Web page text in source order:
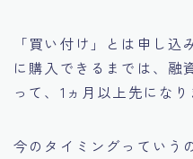
「買い付け」とは申し
に購入できるまでは、融
って、1ヵ月以上先になり
今のタイミングっていう